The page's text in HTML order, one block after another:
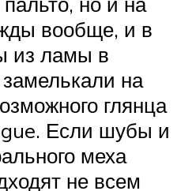
вообще, и в
из ламы в
на
глянца
Если шубы и
меха
не всем